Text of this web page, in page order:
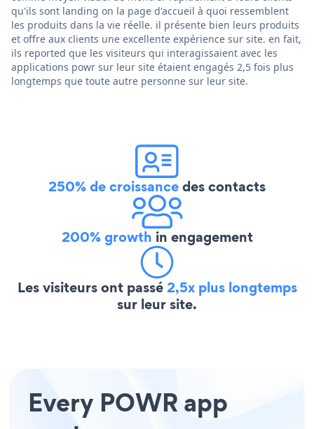
qu'ils sont landing on la page d'accueil à quoi ressemblent
les produits dans la vie réelle. il présente bien leurs produits
et offre aux clients une excellente expérience sur site. en fait,
ils reported que les visiteurs qui interagissaient avec les
applications powr sur leur site étaient engagés 2,5 fois plus
longtemps que toute autre personne sur leur site.
250% de croissancedes contacts
200% growth in engagement
Les visiteurs ont passé2,5x plus longtemps
sur leur site.
Every POWR app